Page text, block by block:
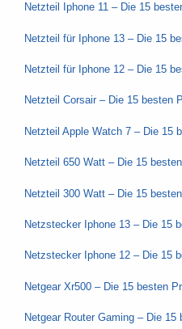
Netzteil Iphone 11 – Die 15
Netzteil für Iphone 13 – Die 15
Netzteil für Iphone 12 – Die 15
Netzteil Corsair – Die 15 besten
Netzteil Apple Watch 7 – Die 15
Netzteil 650 Watt – Die 15
Netzteil 300 Watt – Die 15
Netzstecker Iphone 13 – Die 15
Netzstecker Iphone 12 – Die 15
Netgear Xr500 – Die 15 besten
Netgear Router Gaming – Die